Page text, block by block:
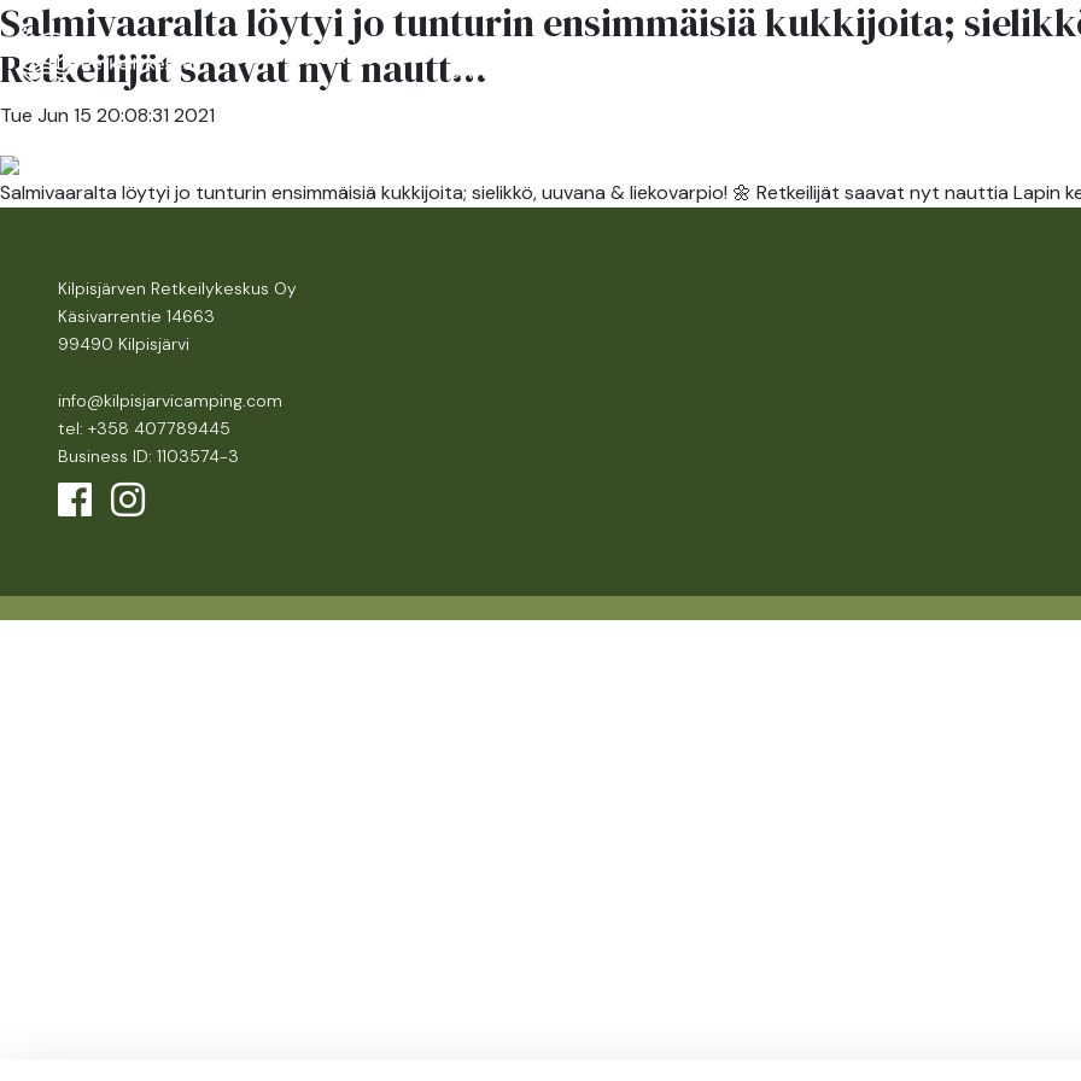
ACCOMMODATION
RESTAURANT
SAANA
ABOUT
Salmivaaralta löytyi jo tunturin ensimmäisiä kukkijoita;
Retkeilijät saavat nyt nautt...
Tue Jun 15 20:08:31 2021
Salmivaaralta löytyi jo tunturin ensimmäisiä kukkijoita; sielikkö, uuvana & liekovarpio! 🌼 Retkeilijät saavat nyt nauttia Lapin
Kilpisjärven Retkeilykeskus Oy
Käsivarrentie 14663
99490 Kilpisjärvi
info@kilpisjarvicamping.com
tel: +358 407789445
Business ID: 1103574-3